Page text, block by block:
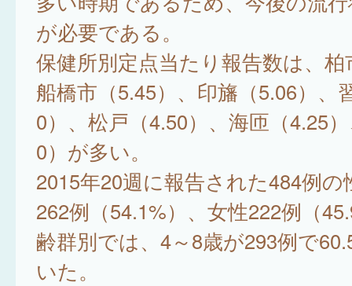
が必要である。
保健所別定点当たり報告数は、柏
船橋市（5.45）、印旛（5.06）、
0）、松戸（4.50）、海匝（4.25
0）が多い。
2015年20週に報告された484例の
262例（54.1%）、女性222例（
齢群別では、4～8歳が293例で
いた。